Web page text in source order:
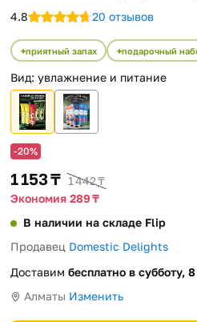
4.8 20 отзывов
приятный запах подарочный
Вид: увлажнение и питание
-20%
1 153 ₸ 1 442 ₸
Экономия 289 ₸
В наличии на складе Flip
Продавец Domestic Delights
Доставим бесплатно в субботу,
Алматы Изменить